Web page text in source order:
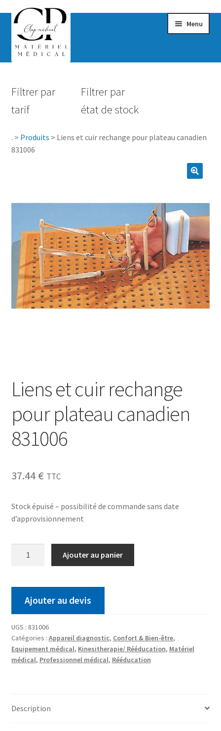
Menu
Hygiène
Sécurité
Pro.
0.00 €
Filtrer par
tarif
Filtrer par
état de stock
. > Produits > Liens et cuir rechange pour plateau canadien
831006
Liens et cuir rechange
pour plateau canadien
831006
37.44 € TTC
Stock épuisé – possibilité de commande sans date
d’approvisionnement
Ajouter au panier
Ajouter au devis
UGS : 831006
Catégories : Appareil diagnostic, Confort & Bien-être,
Equipement médical, Kinesitherapie/ Rééducation, Matériel
médical, Professionnel médical, Rééducation
Description